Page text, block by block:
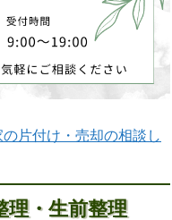
片付け・売却の相談し
理・生前整理